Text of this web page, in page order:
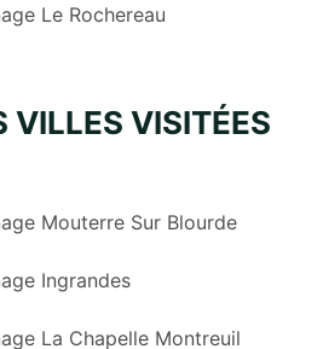
Le Rochereau
VILLES VISITÉES
Mouterre Sur Blourde
Ingrandes
La Chapelle Montreuil